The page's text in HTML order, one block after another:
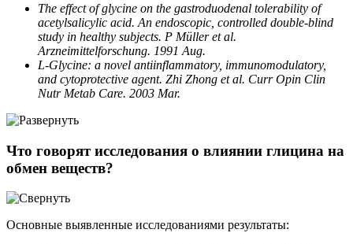
The effect of glycine on the gastroduodenal tolerability of
acetylsalicylic acid. An endoscopic, controlled double-blind
study in healthy subjects. P Müller et al.
Arzneimittelforschung. 1991 Aug.
L-Glycine: a novel antiinflammatory, immunomodulatory,
and cytoprotective agent. Zhi Zhong et al. Curr Opin Clin
Nutr Metab Care. 2003 Mar.
Что говорят исследования о влиянии глицина на
обмен веществ?
Основные выявленные исследованиями результаты: